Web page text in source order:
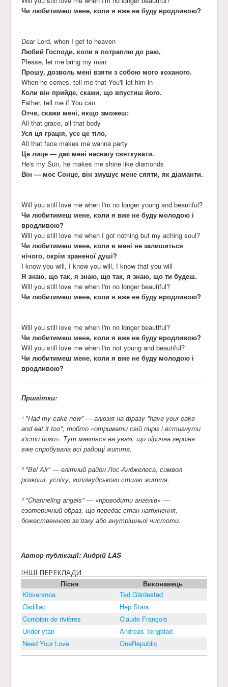
Чи любитимеш мене, коли я вже не буду вродливою?
Dear Lord, when I get to heaven
Любий Господи, коли я потраплю до раю,
Please, let me bring my man
Прошу, дозволь мені взяти з собою мого коханого.
When he comes, tell me that You'll let him in
Коли він прийде, скажи, що впустиш його.
Father, tell me if You can
Отче, скажи мені, якщо зможеш:
All that grace, all that body
Уся ця грація, усе це тіло,
All that face makes me wanna party
Це лице — дає мені наснагу святкувати.
He's my Sun, he makes me shine like diamonds
Він — моє Сонце, він змушує мене сяяти, як діаманти.
Will you still love me when I'm no longer young and beautiful?
Чи любитимеш мене, коли я вже не буду молодою і
вродливою?
Will you still love me when I got nothing but my aching soul?
Чи любитимеш мене, коли в мені не залишиться
нічого, окрім зраненої душі?
I know you will, I know you will, I know that you will
Я знаю, що так, я знаю, що так, я знаю, що ти будеш.
Will you still love me when I'm no longer beautiful?
Чи любитимеш мене, коли я вже не буду вродливою?
Will you still love me when I'm no longer beautiful?
Чи любитимеш мене, коли я вже не буду вродливою?
Will you still love me when I'm not young and beautiful?
Чи любитимеш мене, коли я вже не буду молодою і
вродливою?
Примітки:
¹ "Had my cake now" — алюзія на фразу "have your cake
and eat it too", тобто «отримати свій пиріг і встигнути
з'їсти його». Тут мається на увазі, що лірична героїня
вже спробувала всі радощі життя.
² "Bel Air" — елітний район Лос-Анджелеса, символ
розкоші, успіху, голлівудського стилю життя.
³ "Channeling angels" — «проводити ангелів» —
езотеричний образ, що передає стан натхнення,
божественного зв’язку або внутрішньої чистоти.
Автор публікації: Андрій LAS
ІНШІ ПЕРЕКЛАДИ
Пісня
Виконавець
Klöversnoa
Ted Gärdestad
Cadillac
Hep Stars
Combien de rivières
Claude François
Under ytan
Andreas Tengblad
Need Your Love
OneRepublic